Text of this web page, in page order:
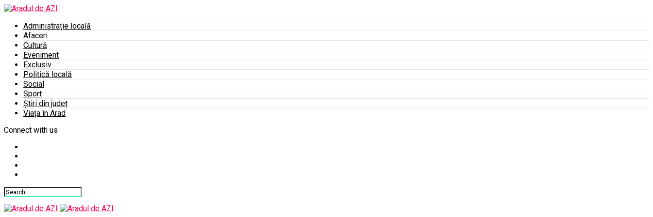
Administrație locală
Afaceri
Cultură
Eveniment
Exclusiv
Politică locală
Social
Sport
Știri din județ
Viața în Arad
Connect with us